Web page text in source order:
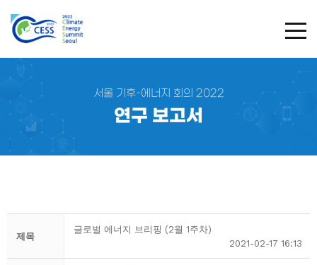
서울 기후-에너지 회의 2022
연구 보고서
제목
글로벌 에너지 브리핑 (2월 1주차)
2021-02-17 16:13